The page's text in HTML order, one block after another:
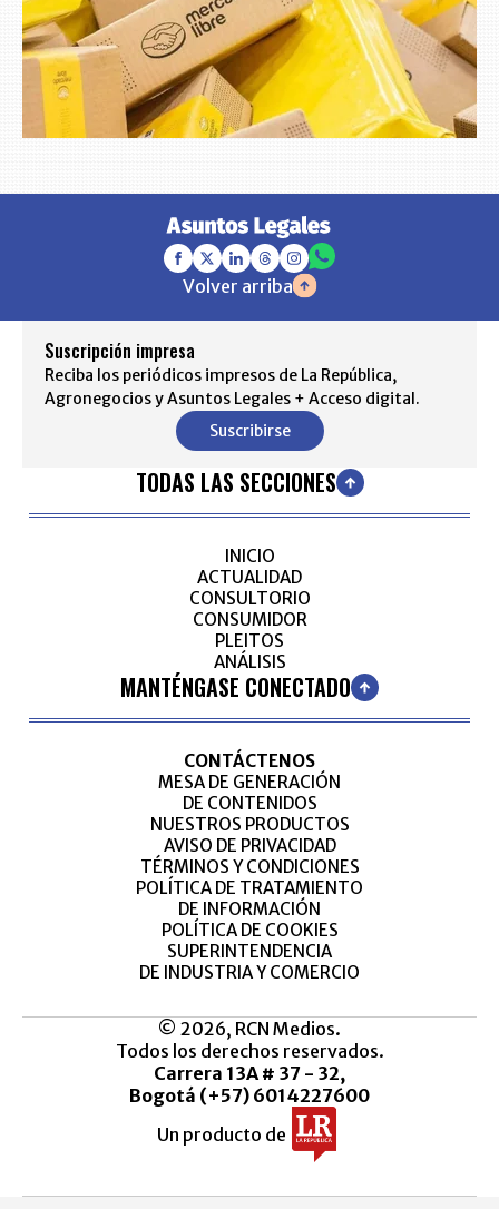
Volver arriba
Suscripción impresa
Reciba los periódicos impresos de La República,
Agronegocios y Asuntos Legales + Acceso digital.
Suscribirse
TODAS LAS SECCIONES
INICIO
ACTUALIDAD
CONSULTORIO
CONSUMIDOR
PLEITOS
ANÁLISIS
MANTÉNGASE CONECTADO
CONTÁCTENOS
MESA DE GENERACIÓN
DE CONTENIDOS
NUESTROS PRODUCTOS
AVISO DE PRIVACIDAD
TÉRMINOS Y CONDICIONES
POLÍTICA DE TRATAMIENTO
DE INFORMACIÓN
POLÍTICA DE COOKIES
SUPERINTENDENCIA
DE INDUSTRIA Y COMERCIO
© 2026, RCN Medios.
Todos los derechos reservados.
Carrera 13A # 37 - 32,
Bogotá (+57) 6014227600
Un producto de